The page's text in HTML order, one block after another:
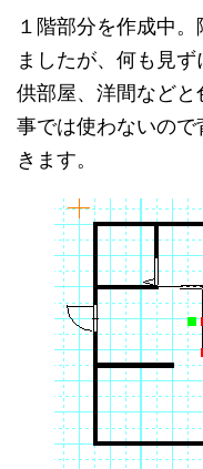
１階部分を作成中
ましたが、何も見
供部屋、洋間など
事では使わないの
きます。